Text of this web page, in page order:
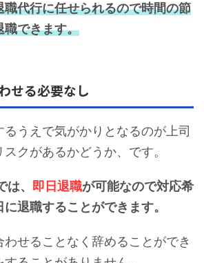
職代行に任せられるので時間の節
職できます。
せる必要なし
うえで気がかりとなるのが上司
クがあるかどうか、です。
、 即日退職が可能なので対応希
退職することができます。
せることなく辞めることができ